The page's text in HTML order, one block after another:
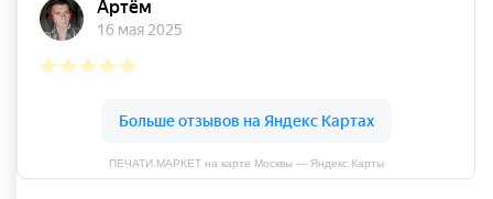
ПЕЧАТИ.МАРКЕТ на карте Москвы — Яндекс Карты